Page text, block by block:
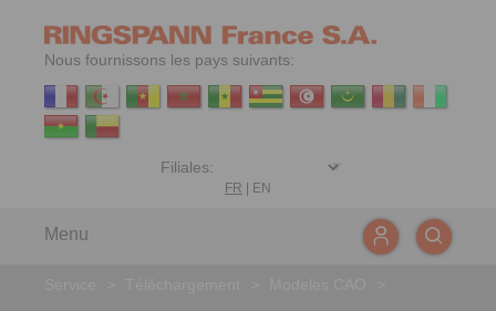
Nous fournissons les pays suivants:
FR EN
Menu